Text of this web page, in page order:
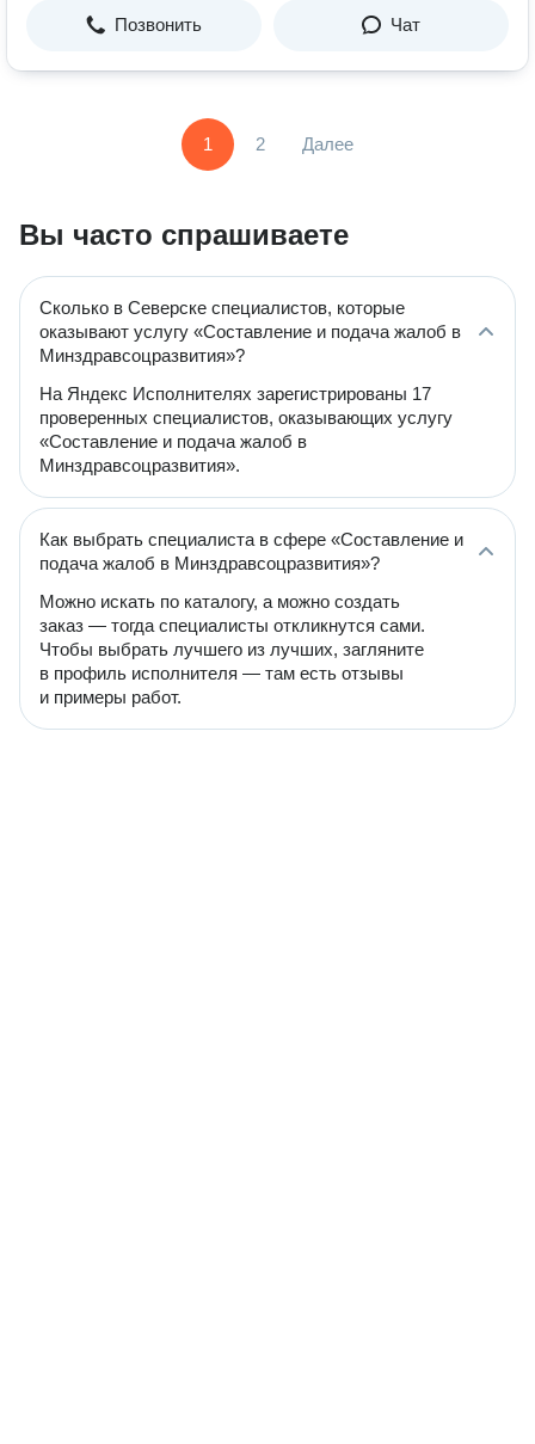
Позвонить Чат
1 2 Далее
Вы часто спрашиваете
Сколько в Северске специалистов, которые
оказывают услугу «Составление и подача жалоб в
Минздравсоцразвития»?
На Яндекс Исполнителях зарегистрированы 17
проверенных специалистов, оказывающих услугу
«Составление и подача жалоб в
Минздравсоцразвития».
Как выбрать специалиста в сфере «Составление и
подача жалоб в Минздравсоцразвития»?
Можно искать по каталогу, а можно создать
заказ — тогда специалисты откликнутся сами.
Чтобы выбрать лучшего из лучших, загляните
в профиль исполнителя — там есть отзывы
и примеры работ.